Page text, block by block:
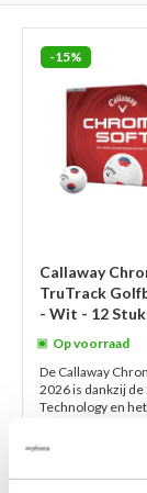
-15%
Callaway
TruTrack
- Wit - 12
Op voorraad
De Callaway
2026 is dankzij de
Technology en
€65,00